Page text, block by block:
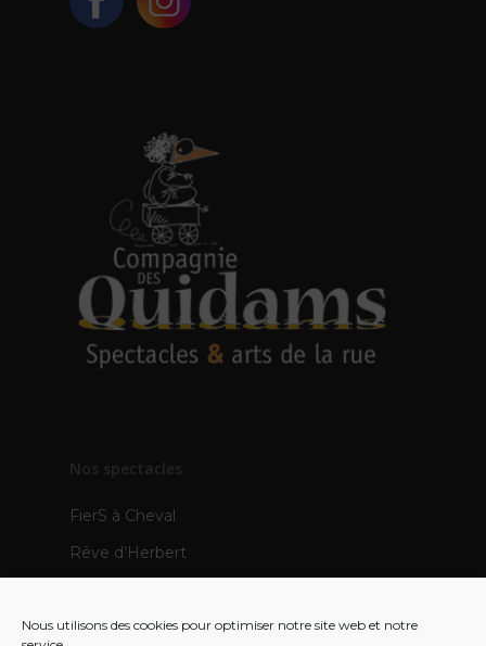
Nous utilisons des cookies pour optimiser notre site web et notre
Nos spectacles
FierS à Cheval
Rêve d’Herbert
Les Pops